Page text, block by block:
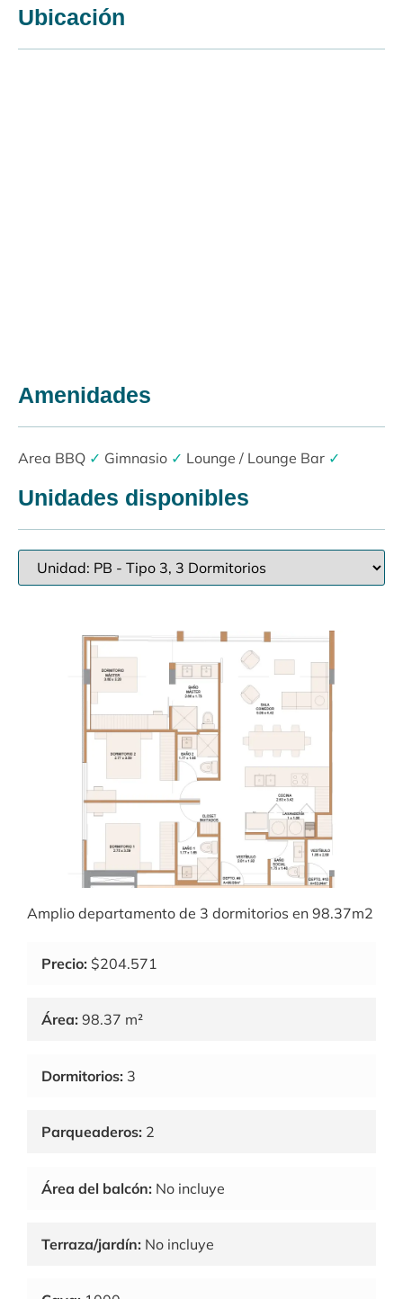
Ubicación
Amenidades
Area BBQ ✓ Gimnasio ✓ Lounge / Lounge Bar ✓
Unidades disponibles
Amplio departamento de 3 dormitorios en 98.37m2
Precio: $204.571
Área: 98.37 m²
Dormitorios: 3
Parqueaderos: 2
Área del balcón: No incluye
Terraza/jardín: No incluye